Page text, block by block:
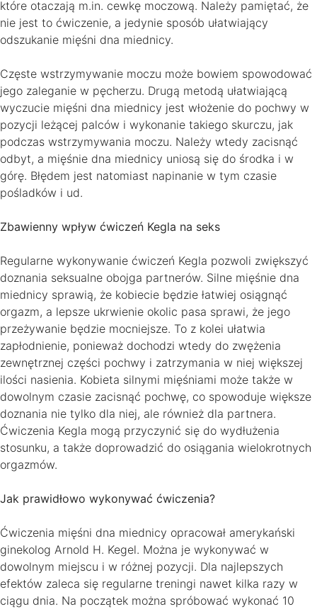
które otaczają m.in. cewkę moczową. Należy pamiętać, że
nie jest to ćwiczenie, a jedynie sposób ułatwiający
odszukanie mięśni dna miednicy.
Częste wstrzymywanie moczu może bowiem spowodować
jego zaleganie w pęcherzu. Drugą metodą ułatwiającą
wyczucie mięśni dna miednicy jest włożenie do pochwy w
pozycji leżącej palców i wykonanie takiego skurczu, jak
podczas wstrzymywania moczu. Należy wtedy zacisnąć
odbyt, a mięśnie dna miednicy uniosą się do środka i w
górę. Błędem jest natomiast napinanie w tym czasie
pośladków i ud.
Zbawienny wpływ ćwiczeń Kegla na seks
Regularne wykonywanie ćwiczeń Kegla pozwoli zwiększyć
doznania seksualne obojga partnerów. Silne mięśnie dna
miednicy sprawią, że kobiecie będzie łatwiej osiągnąć
orgazm, a lepsze ukrwienie okolic pasa sprawi, że jego
przeżywanie będzie mocniejsze. To z kolei ułatwia
zapłodnienie, ponieważ dochodzi wtedy do zwężenia
zewnętrznej części pochwy i zatrzymania w niej większej
ilości nasienia. Kobieta silnymi mięśniami może także w
dowolnym czasie zacisnąć pochwę, co spowoduje większe
doznania nie tylko dla niej, ale również dla partnera.
Ćwiczenia Kegla mogą przyczynić się do wydłużenia
stosunku, a także doprowadzić do osiągania wielokrotnych
orgazmów.
Jak prawidłowo wykonywać ćwiczenia?
Ćwiczenia mięśni dna miednicy opracował amerykański
ginekolog Arnold H. Kegel. Można je wykonywać w
dowolnym miejscu i w różnej pozycji. Dla najlepszych
efektów zaleca się regularne treningi nawet kilka razy w
ciągu dnia. Na początek można spróbować wykonać 10